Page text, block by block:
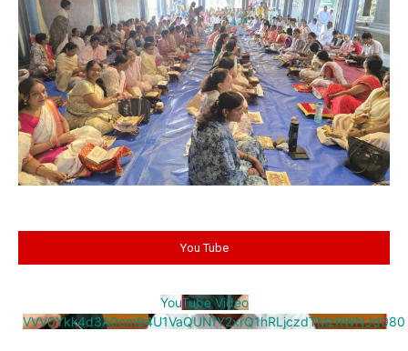
You Tube
YouTube Video
VVV0Ykk4d3A0cm94U1VaQUNfY2xrQ1hRLjczdTMzRWNJd080